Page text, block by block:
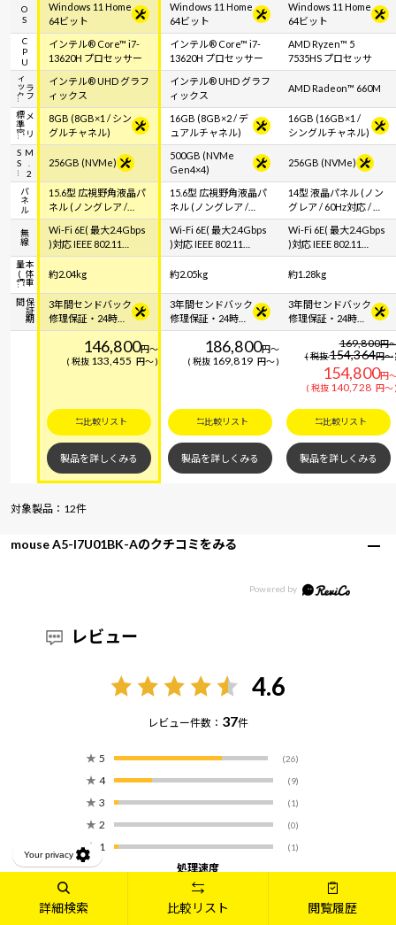
OS
CPU
グ
ラ
フ
ィ
ッ
ク
メ
モ
リ
標
準
容
M
.
2
S
S
パネル
無線
本
体
重
量
(
標
保
証
期
間
Windows 11 Home
64ビット
インテル® Core™ i7-
13620H プロセッサー
インテル® UHD グラフ
ィックス
8GB (8GB×1 / シン
グルチャネル)
256GB (NVMe)
15.6型 広視野角液晶パ
ネル (ノングレア /
60Hz対応 / アスペクト
比16:9)
Wi-Fi 6E( 最大2.4Gbps
)対応 IEEE 802.11
ax/ac/a/b/g/n準拠 ＋
Bluetooth 5内蔵
約2.04kg
3年間センドバック
修理保証・24時間
×365日電話サポー
146,800円～
税抜 133,455 円～
比較リスト
製品を詳しくみる
Windows 11 Home
64ビット
インテル® Core™ i7-
13620H プロセッサー
インテル® UHD グラフ
ィックス
16GB (8GB×2 / デ
ュアルチャネル)
500GB (NVMe
Gen4×4)
15.6型 広視野角液晶パ
ネル (ノングレア /
60Hz対応 / アスペクト
比16:9)
Wi-Fi 6E( 最大2.4Gbps
)対応 IEEE 802.11
ax/ac/a/b/g/n準拠 ＋
Bluetooth 5内蔵
約2.05kg
3年間センドバック
修理保証・24時間
×365日電話サポー
186,800円～
税抜 169,819 円～
比較リスト
製品を詳しくみる
Windows 11 Home
64ビット
AMD Ryzen™ 5
7535HS プロセッサ
AMD Radeon™ 660M
16GB (16GB×1 /
シングルチャネル)
256GB (NVMe)
14型 液晶パネル (ノン
グレア / 60Hz対応 / ア
スペクト比16:10)
Wi-Fi 6E( 最大2.4Gbps
)対応 IEEE 802.11
ax/ac/a/b/g/n準拠 ＋
Bluetooth 5内蔵
約1.28kg
3年間センドバック
修理保証・24時間
×365日電話サポー
169,800円
税抜154,364円～
154,800円
税抜 140,728 円～
比較リスト
製品を詳しくみる
対象製品：12件
mouse A5-I7U01BK-Aのクチコミをみる
レビュー
4.6
レビュー件数： 37件
★ 5 (26)
★ 4 (9)
★ 3 (1)
★ 2 (0)
★ 1 (1)
処理速度
グラフィック性能
詳細検索 比較リスト 閲覧履歴